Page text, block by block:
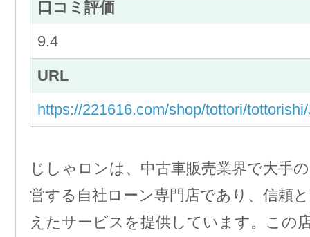
口コミ評価
9.4
URL
https://221616.com/shop/tottori/
じしゃロンは、中古車販売業界で大手
営する自社ローン専門店であり、信頼
えたサービスを提供しています。この